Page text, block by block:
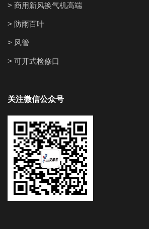
> 商用新风换气机高端
> 防雨百叶
> 风管
> 可开式检修口
关注微信公众号